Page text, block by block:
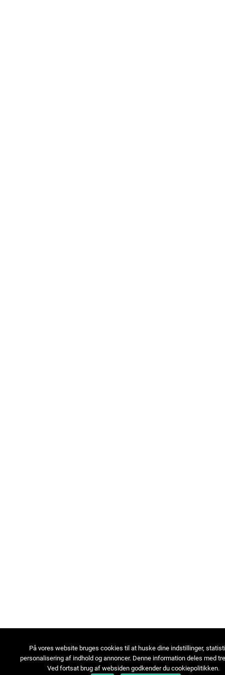
På vores website bruges cookies til at huske dine indstillinger,
personalisering af indhold og annoncer. Denne information deles med
Ved fortsat brug af websiden godkender du cookiepolitikken.